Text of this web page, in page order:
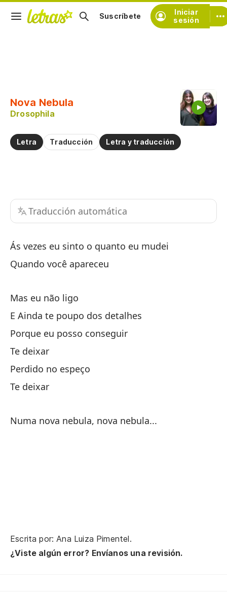
Iniciar
sesión
Suscríbete
Nova Nebula
Drosophila
Letra Traducción Letra y traducción
Traducción automática
Ás vezes eu sinto o quanto eu mudei
Quando você apareceu
Mas eu não ligo
E Ainda te poupo dos detalhes
Porque eu posso conseguir
Te deixar
Perdido no espeço
Te deixar
Numa nova nebula, nova nebula...
Escrita por: Ana Luiza Pimentel.
¿Viste algún error? Envíanos una revisión.
Practicar la pronunciación de